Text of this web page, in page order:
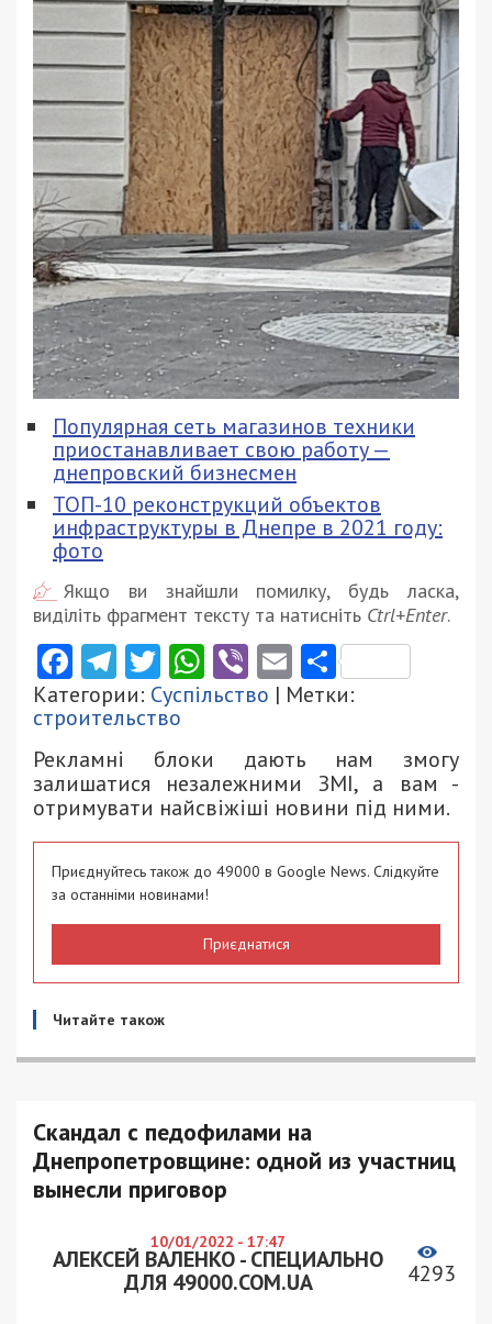
Популярная сеть магазинов техники
приостанавливает свою работу —
днепровский бизнесмен
ТОП-10 реконструкций объектов
инфраструктуры в Днепре в 2021 году:
фото
Якщо ви знайшли помилку, будь ласка,
виділіть фрагмент тексту та натисніть Ctrl+Enter.
Facebook
Telegram
Twitter
WhatsApp
ViberEmail
Категории: Суспільство | Метки:
строительство
Рекламні блоки дають нам змогу
залишатися незалежними ЗМІ, а вам -
отримувати найсвіжіші новини під ними.
Приєднуйтесь також до 49000 в Google News. Слідкуйте
за останніми новинами!
Приєднатися
Читайте також
Скандал с педофилами на
Днепропетровщине: одной из участниц
вынесли приговор
10/01/2022 - 17:47
АЛЕКСЕЙ ВАЛЕНКО - СПЕЦИАЛЬНО
ДЛЯ 49000.COM.UA
4293